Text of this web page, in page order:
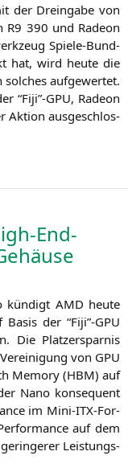
der Drein­ga­be von
R9 390 und Rade­on
Spie­le-Bund­
hat, wird heu­te die
sol­ches auf­ge­wer­tet.
“Fiji”-GPU, Rade­on
Akti­on aus­ge­schlos­
End-
kün­digt AMD heu­te
der “Fiji”-GPU
Die Platz­erspar­nis
von GPU
Memo­ry (HBM) auf
Nano kon­se­quent
im Mini-ITX-For­
auf dem
Leis­tungs­